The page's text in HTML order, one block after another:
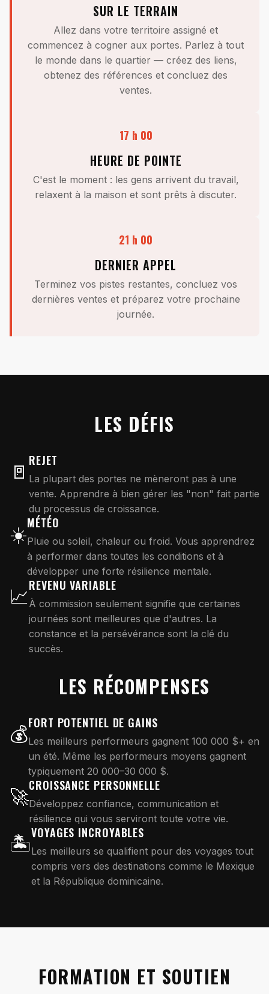
SUR LE TERRAIN
Allez dans votre territoire assigné et
commencez à cogner aux portes. Parlez à tout
le monde dans le quartier — créez des liens,
obtenez des références et concluez des
ventes.
17 h 00
HEURE DE POINTE
C'est le moment : les gens arrivent du travail,
relaxent à la maison et sont prêts à discuter.
21 h 00
DERNIER APPEL
Terminez vos pistes restantes, concluez vos
dernières ventes et préparez votre prochaine
journée.
LES DÉFIS
🚪 REJET
La plupart des portes ne mèneront pas à une
vente. Apprendre à bien gérer les "non" fait partie
du processus de croissance.
☀️MÉTÉO
Pluie ou soleil, chaleur ou froid. Vous apprendrez
à performer dans toutes les conditions et à
développer une forte résilience mentale.
📈REVENU VARIABLE
À commission seulement signifie que certaines
journées sont meilleures que d'autres. La
constance et la persévérance sont la clé du
succès.
LES RÉCOMPENSES
💰FORT POTENTIEL DE GAINS
Les meilleurs performeurs gagnent 100 000 $+ en
un été. Même les performeurs moyens gagnent
typiquement 20 000–30 000 $.
🚀CROISSANCE PERSONNELLE
Développez confiance, communication et
résilience qui vous serviront toute votre vie.
🏝️VOYAGES INCROYABLES
Les meilleurs se qualifient pour des voyages tout
compris vers des destinations comme le Mexique
et la République dominicaine.
FORMATION ET SOUTIEN